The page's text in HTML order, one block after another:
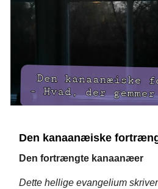
Den kanaanæiske
Den fortrængte kanaanæer
Dette hellige evangelium